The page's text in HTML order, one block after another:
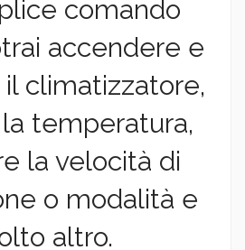
comando
accendere e
climatizzatore,
temperatura,
la velocità di
o modalità e
altro.